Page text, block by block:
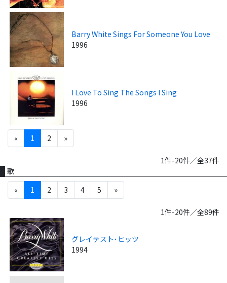
Barry White Sings For Someone You Love
1996
I Love To Sing The Songs I Sing
1996
« 1 2 »
1件-20件／全37件
歌
«
1 2 3 4 5 »
1件-20件／全89件
グレイテスト･ヒッツ
1994